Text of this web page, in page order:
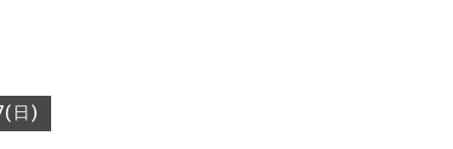
日)